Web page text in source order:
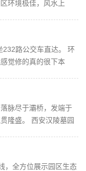
环境极佳，风水上
232路公交车直达。 环
觉修的真的很下本
脉尽于灞桥，发端于
隆盛。 西安汉陵墓园
，全方位展示园区生态